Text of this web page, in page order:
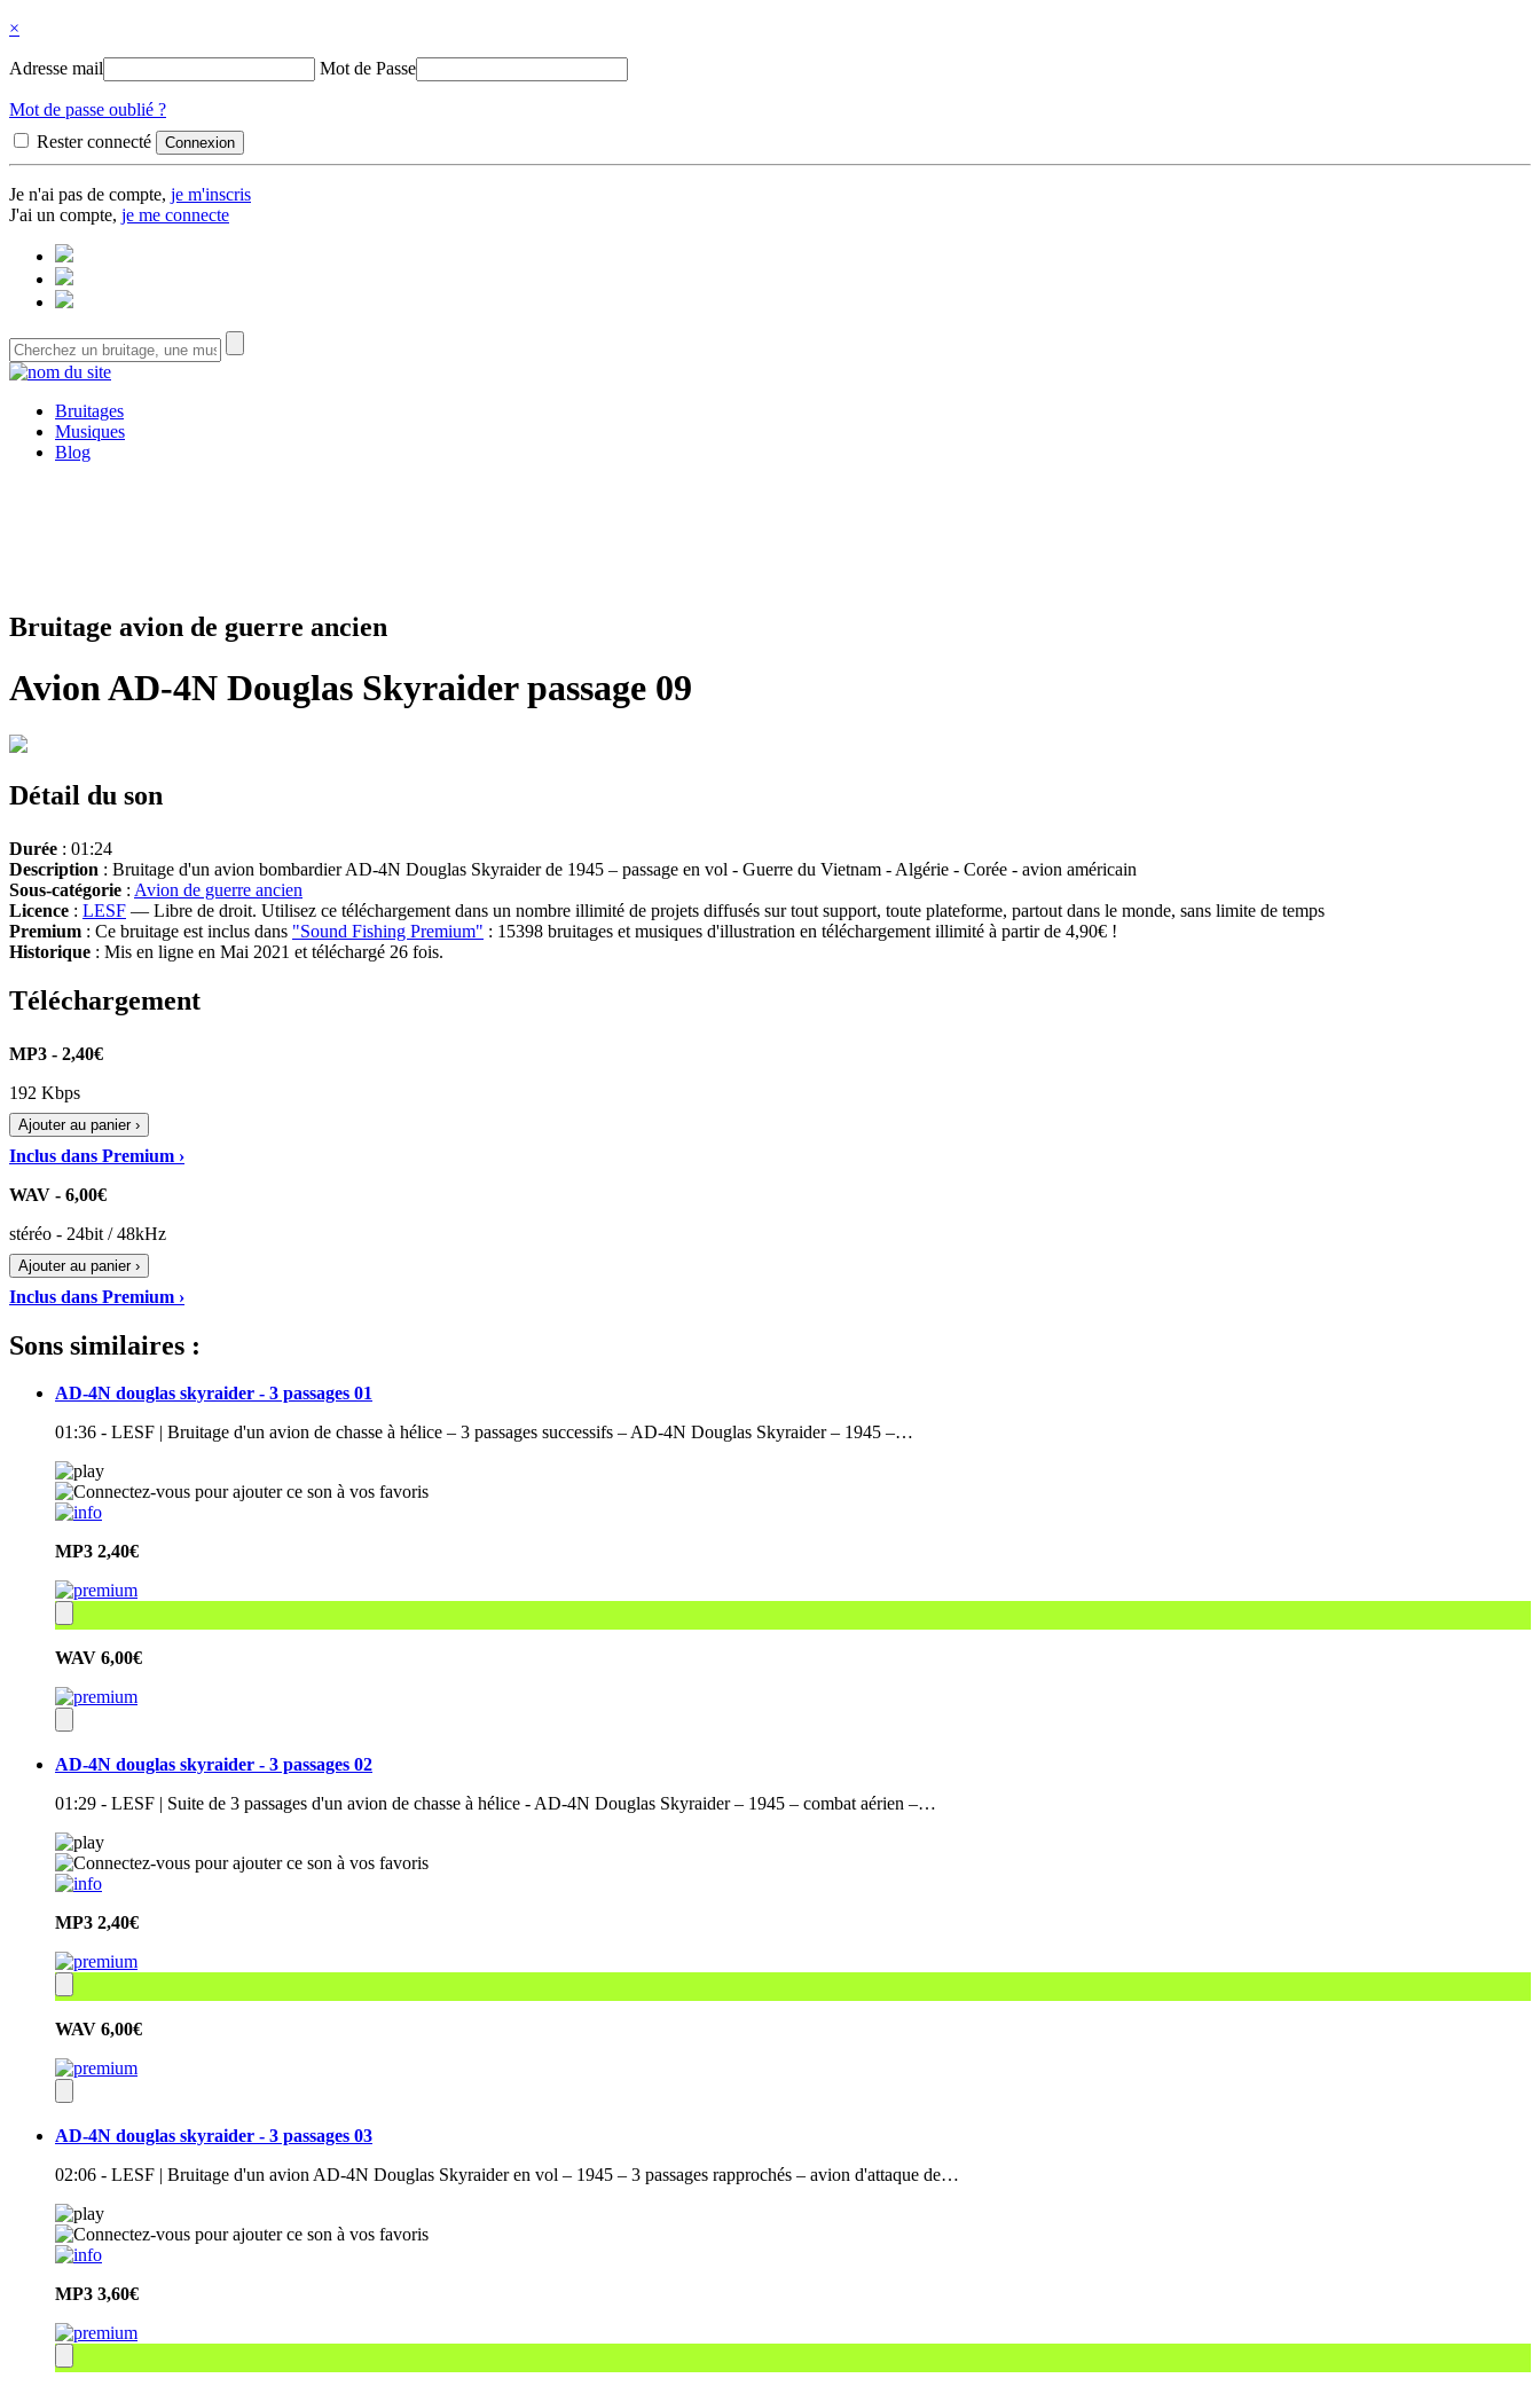
×
Adresse mail Mot de Passe
Mot de passe oublié ?
Rester connecté
Je n'ai pas de compte, je m'inscris
J'ai un compte, je me connecte
Bruitages
Musiques
Blog
Bruitage avion de guerre ancien
Avion AD-4N Douglas Skyraider passage 09
Détail du son
Durée : 01:24
Description : Bruitage d'un avion bombardier AD-4N Douglas Skyraider de 1945 – passage en vol - Guerre du Vietnam - Algérie - Corée - avion américain
Sous-catégorie : Avion de guerre ancien
Licence : LESF — Libre de droit. Utilisez ce téléchargement dans un nombre illimité de projets diffusés sur tout support, toute plateforme, partout dans le monde, sans limite de temps
Premium : Ce bruitage est inclus dans "Sound Fishing Premium" : 15398 bruitages et musiques d'illustration en téléchargement illimité à partir de 4,90€ !
Historique : Mis en ligne en Mai 2021 et téléchargé 26 fois.
Téléchargement
MP3 - 2,40€
192 Kbps
Ajouter au panier ›
Inclus dans Premium ›
WAV - 6,00€
stéréo - 24bit / 48kHz
Ajouter au panier ›
Inclus dans Premium ›
Sons similaires :
AD-4N douglas skyraider - 3 passages 01
01:36 - LESF | Bruitage d'un avion de chasse à hélice – 3 passages successifs – AD-4N Douglas Skyraider – 1945 –…
MP3 2,40€
WAV 6,00€
AD-4N douglas skyraider - 3 passages 02
01:29 - LESF | Suite de 3 passages d'un avion de chasse à hélice - AD-4N Douglas Skyraider – 1945 – combat aérien –…
MP3 2,40€
WAV 6,00€
AD-4N douglas skyraider - 3 passages 03
02:06 - LESF | Bruitage d'un avion AD-4N Douglas Skyraider en vol – 1945 – 3 passages rapprochés – avion d'attaque de…
MP3 3,60€